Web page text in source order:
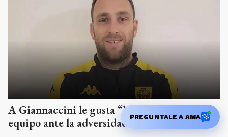
A Giannaccini le gusta “la respuesta del
equipo ante la adversidad”PREGUNTALE A AMA